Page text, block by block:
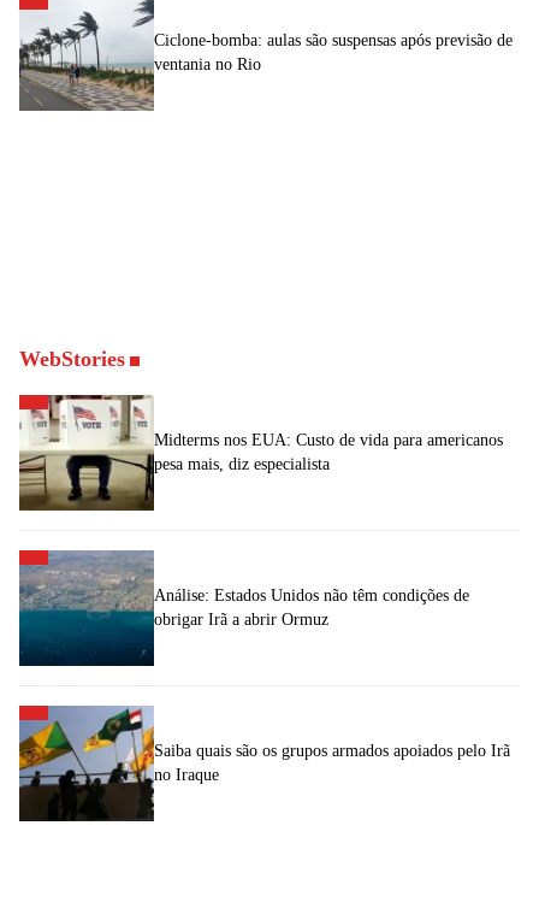
Ciclone-bomba: aulas são suspensas após previsão de
ventania no Rio
WebStories
Midterms nos EUA: Custo de vida para americanos
pesa mais, diz especialista
Análise: Estados Unidos não têm condições de
obrigar Irã a abrir Ormuz
Saiba quais são os grupos armados apoiados pelo Irã
no Iraque